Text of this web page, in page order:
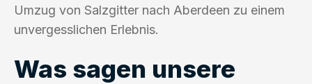
Umzug von Salzgitter nach Aberdeen zu einem
unvergesslichen Erlebnis.
Was sagen unsere